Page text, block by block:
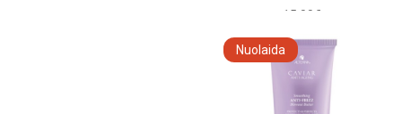
15.00€
Nuolaida